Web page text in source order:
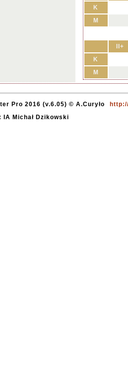
K
M
II+
K
M
Pro 2016 (v.6.05) © A.Curyło
IA Michał Dzikowski